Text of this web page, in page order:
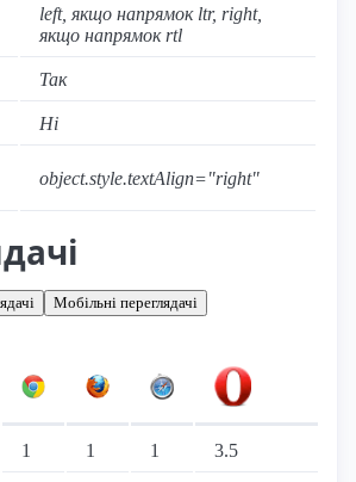
left, якщо напрямок ltr, right,
якщо напрямок rtl
Так
Ні
object.style.textAlign="right"
Мобільні переглядачі
1 1 1 3.5